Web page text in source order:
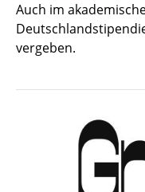
Auch im
vergeben.